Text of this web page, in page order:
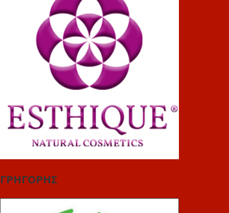
ΓΡΗΓΟΡΗΣ